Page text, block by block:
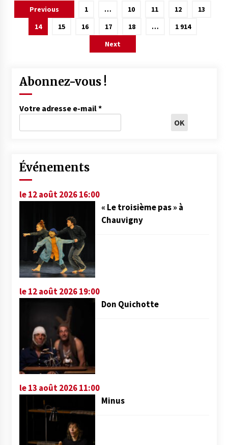
Pagination
publications
Previous 1 … 10 11 12
13
14
15 16 17 18 …
1 914
Next
Abonnez-vous !
Votre adresse e-mail*
Événements
le 12 août 2026 16:00
« Le troisième pas » à
Chauvigny
le 12 août 2026 19:00
Don Quichotte
le 13 août 2026 11:00
Minus